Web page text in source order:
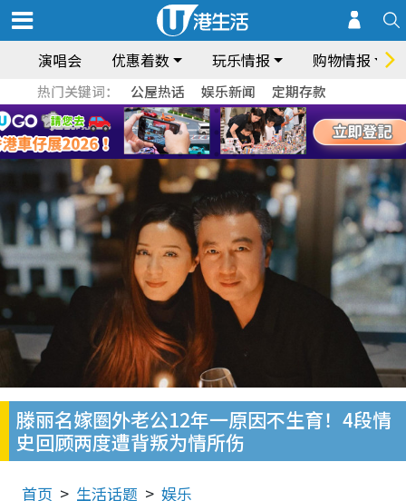
演唱会 优惠着数 玩乐情报 购物情报
热门关键词： 公屋热话 娱乐新闻 定期存款
滕丽名嫁圈外老公12年一原因不生育！4段情
史回顾两度遭背叛为情所伤
首页 生活话题 娱乐